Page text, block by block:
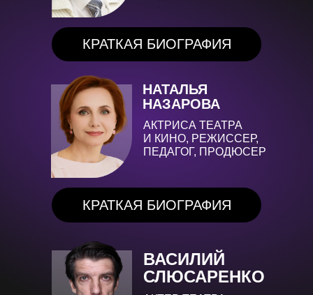
КРАТКАЯ БИОГРАФИЯ
ВАСИЛИЙ
СЛЮСАРЕНКО
НАТАЛЬЯ
НАЗАРОВА
АКТРИСА ТЕАТРА
И КИНО, РЕЖИССЕР,
ПЕДАГОГ, ПРОДЮСЕР
КРАТКАЯ БИОГРАФИЯ